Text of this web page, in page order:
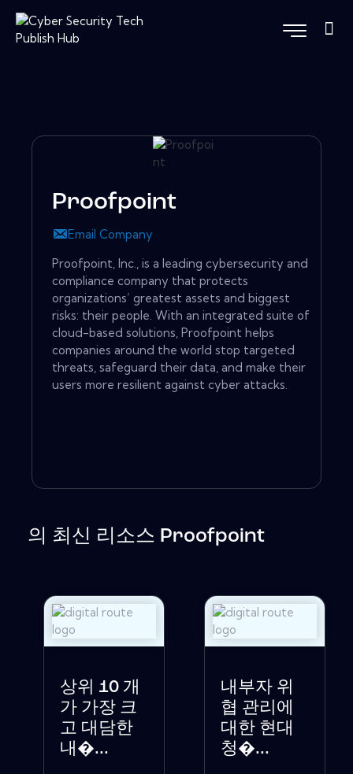
Proofpoint
Email Company
Proofpoint, Inc., is a leading cybersecurity and
compliance company that protects
organizations’ greatest assets and biggest
risks: their people. With an integrated suite of
cloud-based solutions, Proofpoint helps
companies around the world stop targeted
threats, safeguard their data, and make their
users more resilient against cyber attacks.
의 최신 리소스 Proofpoint
상위 10 개
가 가장 크
고 대담한
내�...
내부자 위
협 관리에
대한 현대
청�...